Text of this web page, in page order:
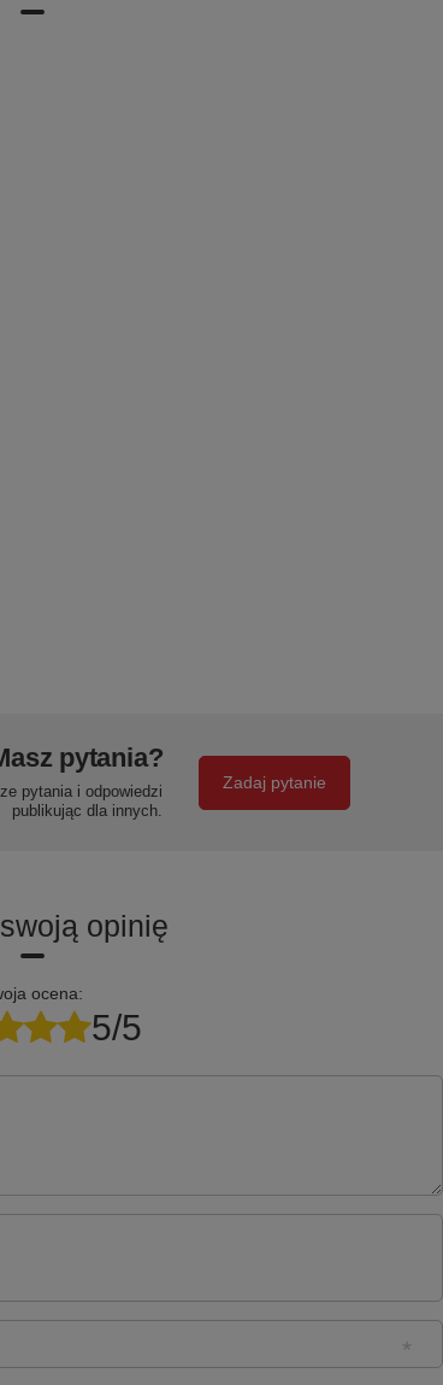
pytania?
pytania i odpowiedzi
publikując dla innych.
Zadaj pytanie
opinię
ocena:
5/5